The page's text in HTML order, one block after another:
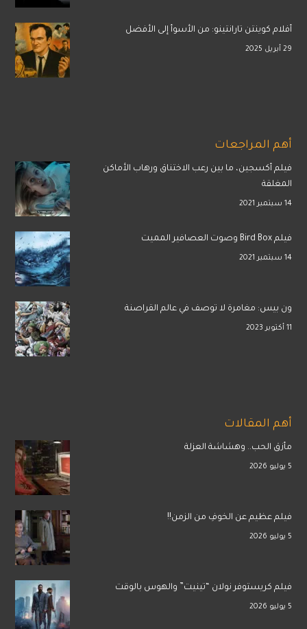
أفلام كوينتن تارانتينو: من الأسوأ إلى الأفضل
29 أبريل 2025
أهم المراجعات
فيلم أكسجين، ما بين رعب الاختناق ورهاب الأماكن
المغلقة
14 سبتمبر 2021
فيلم Bird Box وصوت العصافير المميت
14 سبتمبر 2021
ون بيس: مغامرة لا توصف في عالم القراصنة
11 أكتوبر 2023
أهم المقالات
مأزق الحب.. وهشاشة العزلة
5 يوليو 2026
فيلم عظيم عن الخوفِ من الزمن!!
5 يوليو 2026
فيلم كريستوفر نولان “تينيت” والهوس بالوقت
5 يوليو 2026